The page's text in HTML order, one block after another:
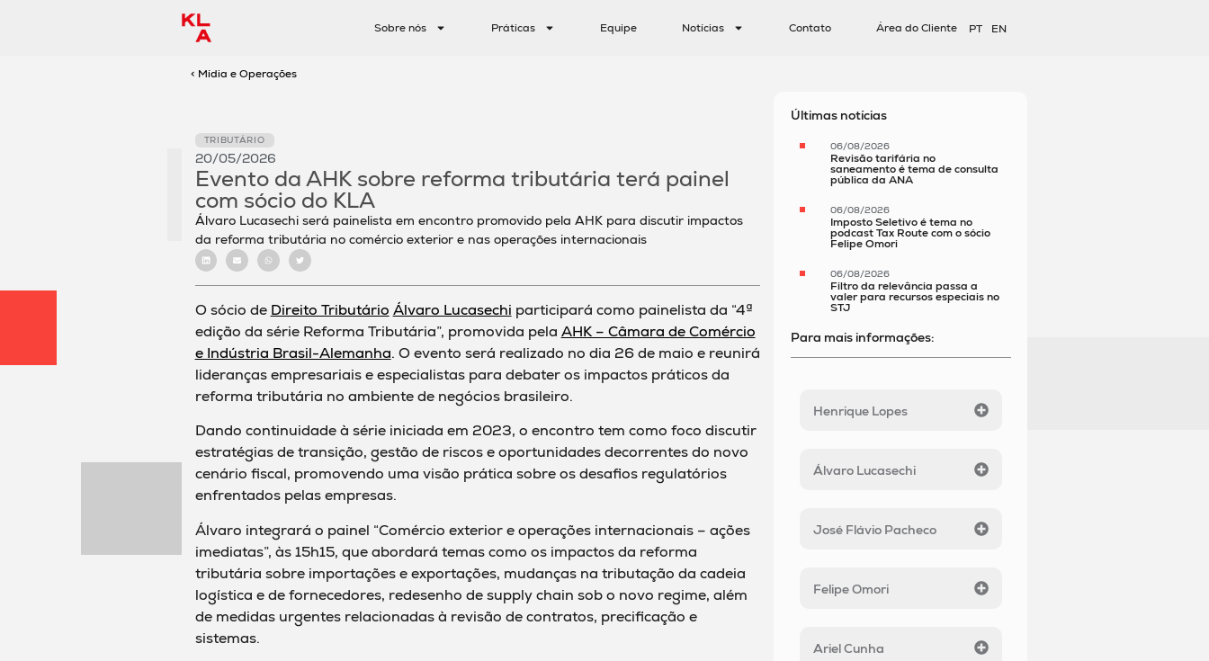
Sobre nós Práticas Equipe Notícias Contato Área do Cliente PT EN
< Mídia e Operações
TRIBUTÁRIO
20/05/2026
Evento da AHK sobre reforma tributária terá painel
com sócio do KLA
Álvaro Lucasechi será painelista em encontro promovido pela AHK para discutir impactos
da reforma tributária no comércio exterior e nas operações internacionais
O sócio de Direito Tributário Álvaro Lucasechi participará como painelista da “4ª
edição da série Reforma Tributária”, promovida pela AHK – Câmara de Comércio
e Indústria Brasil-Alemanha. O evento será realizado no dia 26 de maio e reunirá
lideranças empresariais e especialistas para debater os impactos práticos da
reforma tributária no ambiente de negócios brasileiro.
Dando continuidade à série iniciada em 2023, o encontro tem como foco discutir
estratégias de transição, gestão de riscos e oportunidades decorrentes do novo
cenário fiscal, promovendo uma visão prática sobre os desafios regulatórios
enfrentados pelas empresas.
Álvaro integrará o painel “Comércio exterior e operações internacionais – ações
imediatas”, às 15h15, que abordará temas como os impactos da reforma
tributária sobre importações e exportações, mudanças na tributação da cadeia
logística e de fornecedores, redesenho de supply chain sob o novo regime, além
de medidas urgentes relacionadas à revisão de contratos, precificação e
sistemas.
Últimas notícias
06/08/2026
Revisão tarifária no
saneamento é tema de consulta
pública da ANA
06/08/2026
Imposto Seletivo é tema no
podcast Tax Route com o sócio
Felipe Omori
06/08/2026
Filtro da relevância passa a
valer para recursos especiais no
STJ
Para mais informações:
Henrique Lopes
Álvaro Lucasechi
José Flávio Pacheco
Felipe Omori
Ariel Cunha